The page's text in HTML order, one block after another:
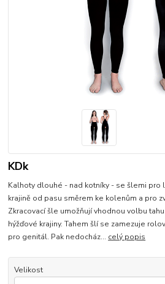
KDk
Kalhoty dlouhé - nad kotníky - se šlemi
krajině od pasu směrem ke kolenům a pro
Zkracovací šle umožňují vhodnou volbu
hýžďové krajiny. Tahem šlí se zamezuje
pro genitál. Pak nedocház... celý popis
Velikost